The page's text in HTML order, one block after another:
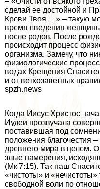
сделай ее достойной и
Крови Твоя …» – такую
время введения
после родов. После
происходит процесс
организма. Замечу, что
физиологические
водах Крещения
и от ветхозаветных
spzh.news
Когда Иисус Христос
Иудеи прозвучала
поставившая под
положения благочестия –
древнего мира в целом.
злые намерения,
(Мк 7:15). Так наш
«чистоты» и
свободной воли по